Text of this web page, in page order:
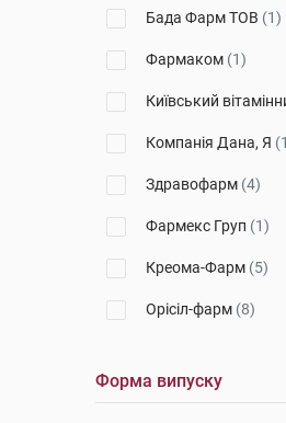
Бада Фарм ТОВ (1)
Фармаком (1)
Київський
Компанія Дана, Я
Здравофарм (4)
Фармекс Груп (1)
Креома-Фарм (5)
Орісіл-фарм (8)
Дельта Медікел
Форма випуску